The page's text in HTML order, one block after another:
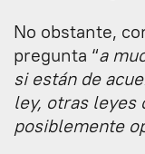
No obstante,
pregunta “a
si están de
ley, otras leyes
posiblemente